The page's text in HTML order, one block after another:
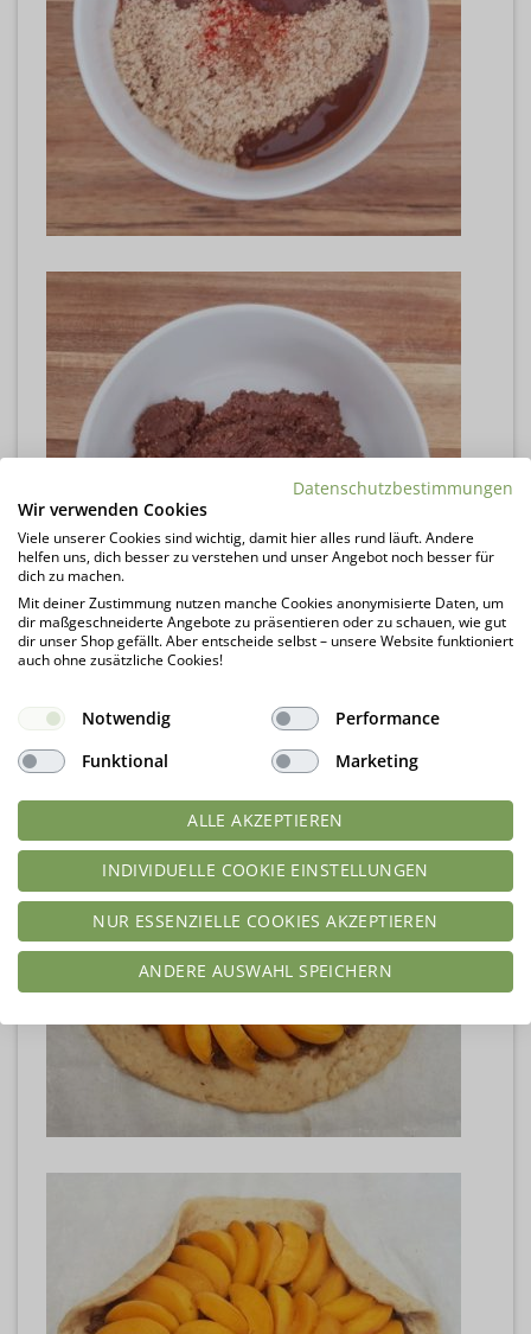
Datenschutzbestimmungen
Wir verwenden Cookies
Viele unserer Cookies sind wichtig, damit hier alles rund läuft. Andere
helfen uns, dich besser zu verstehen und unser Angebot noch besser für
dich zu machen.
Mit deiner Zustimmung nutzen manche Cookies anonymisierte Daten, um
dir maßgeschneiderte Angebote zu präsentieren oder zu schauen, wie gut
dir unser Shop gefällt. Aber entscheide selbst – unsere Website funktioniert
auch ohne zusätzliche Cookies!
Notwendig
Performance
Funktional
Marketing
ALLE AKZEPTIEREN
INDIVIDUELLE COOKIE EINSTELLUNGEN
NUR ESSENZIELLE COOKIES AKZEPTIEREN
ANDERE AUSWAHL SPEICHERN